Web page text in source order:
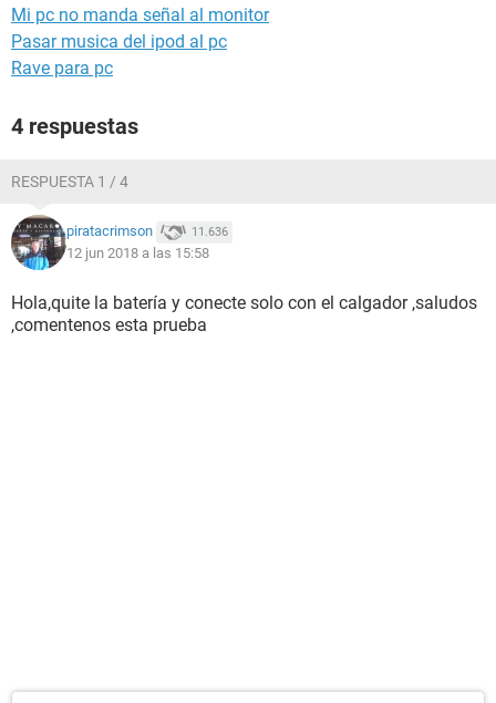
Mi pc no manda señal al monitor
Pasar musica del ipod al pc
Rave para pc
4 respuestas
RESPUESTA 1 / 4
piratacrimson 11.636
12 jun 2018 a las 15:58
Hola,quite la batería y conecte solo con el calgador ,saludos
,comentenos esta prueba